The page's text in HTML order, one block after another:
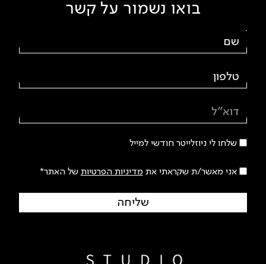
Brasserie
ירושלים | יזם פרטי | בראסרי
בואו נשמור על קשר
שלחו לי ניוזלייטר חודשי למייל
אני מאשר/ת שקראתי את מדיניות הפרטיות של האתר*
שליחה